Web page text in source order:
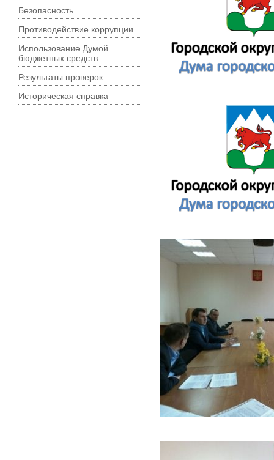
Безопасность
Противодействие коррупции
Использование Думой
бюджетных средств
Результаты проверок
Историческая справка